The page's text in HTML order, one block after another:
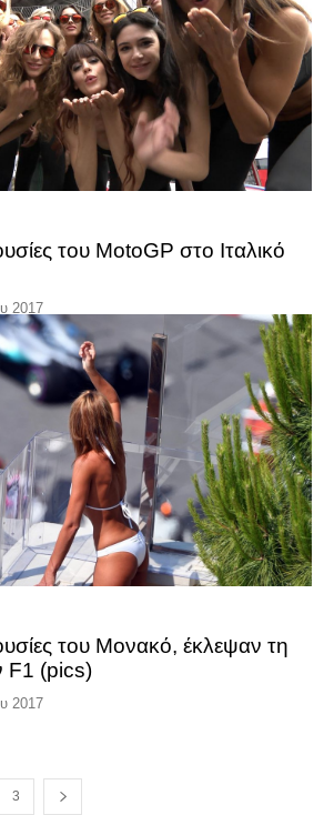
του MotoGP στο Ιταλικό
2017
του Μονακό, έκλεψαν τη
F1 (pics)
2017
3